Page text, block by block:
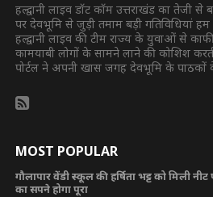
हल्द्वानी लाइव डॉट कॉम उत्तराखंड का तेजी से
पर देवभूमि से जुड़ी तमाम बड़ी गतिविधियां
हल्द्वानी लाइव की टीम राज्य के युवाओं से
कामयाबी लोगों के सामने लाने की कोशिश
पोर्टल ने अपनी खास जगह देवभूमि के पाठकों
MOST POPULAR
गौलापार वेंडी स्कूल की हर्षिता भट्ट को मिली
का सपने होगा पूरा